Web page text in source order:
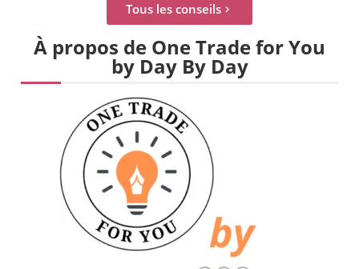
Tous les conseils
À propos de One Trade for You
by Day By Day